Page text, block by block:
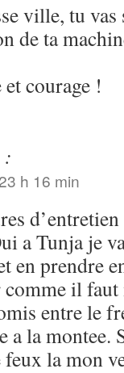
ville, tu vas
de ta
courage !
h 16 min
a Tunja je
en prendre
comme il
entre le
a la montee.
la mon